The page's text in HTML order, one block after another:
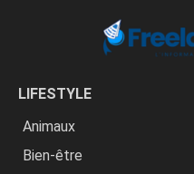
LIFESTYLE
Animaux
Bien-être